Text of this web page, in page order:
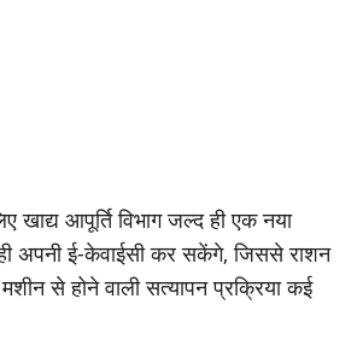
खाद्य आपूर्ति विभाग जल्द ही एक नया
अपनी ई-केवाईसी कर सकेंगे, जिससे राशन
से होने वाली सत्यापन प्रक्रिया कई